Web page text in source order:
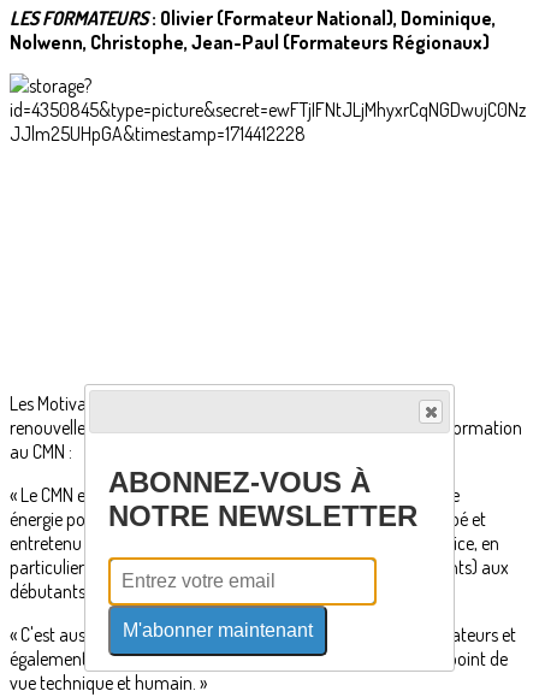
LES FORMATEURS: Olivier (Formateur National), Dominique,
Nolwenn, Christophe, Jean-Paul (Formateurs Régionaux)
Les Motivations exprimées par les Formateurs portent sur le
renouvellement du groupe des Moniteurs pour consolider la formation
au CMN :
« Le CMN est une super association qui mérite un peu de notre
énergie pour faire perdurer ce que d'autres ont créé, développé et
entretenu avant nous. Partager le plaisir que j'ai à être Monitrice, en
particulier celui de faire faire leurs premiers bords (et virements) aux
débutants. »
« C'est aussi un moment de partage d'expérience entre Formateurs et
également avec les futurs Moniteurs. C'est enrichissant d'un point de
vue technique et humain. »
ABONNEZ-VOUS À
NOTRE NEWSLETTER
M'abonner maintenant